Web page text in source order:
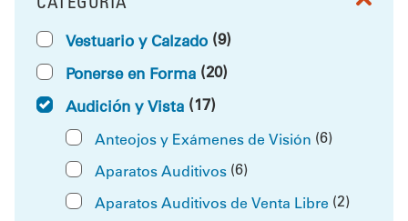
FILTRAR POR
Vestuario y Calzado (9)
Ponerse en Forma (20)
Audición y Vista (17)
Anteojos y Exámenes de Visión (6)
Aparatos Auditivos (6)
Aparatos Auditivos de Venta Libre (2)